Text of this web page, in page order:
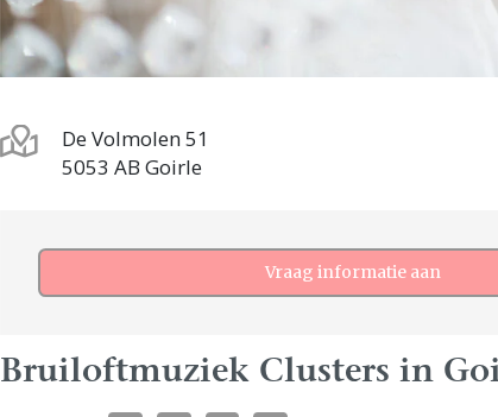
De Volmolen 51
5053 AB Goirle
Vraag informatie aan
Bruiloftmuziek Clusters in